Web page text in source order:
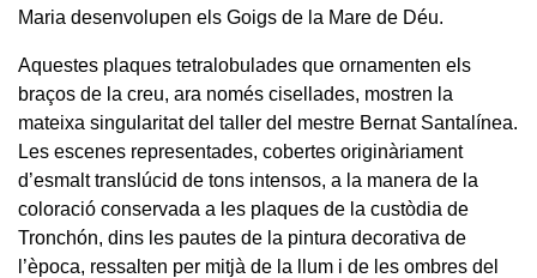
Maria desenvolupen els Goigs de la Mare de Déu.
Aquestes plaques tetralobulades que ornamenten els
braços de la creu, ara només cisellades, mostren la
mateixa singularitat del taller del mestre Bernat Santalínea.
Les escenes representades, cobertes originàriament
d’esmalt translúcid de tons intensos, a la manera de la
coloració conservada a les plaques de la custòdia de
Tronchón, dins les pautes de la pintura decorativa de
l’època, ressalten per mitjà de la llum i de les ombres del